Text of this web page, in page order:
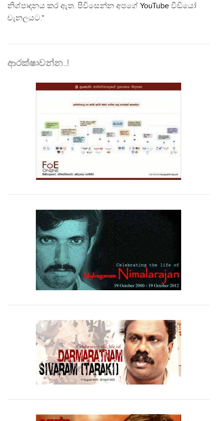
නිශ්පාදනය කර ඇත. පිවිසෙන්න අපගේ YouTube වීඩියෝ
චැනලයට."
ආරක්ෂාවන්න..!